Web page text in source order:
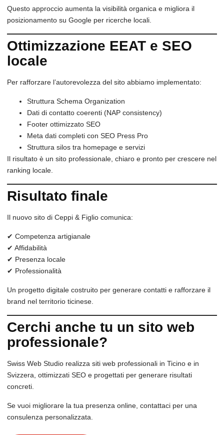
Questo approccio aumenta la visibilità organica e migliora il
posizionamento su Google per ricerche locali.
Ottimizzazione EEAT e SEO
locale
Per rafforzare l’autorevolezza del sito abbiamo implementato:
Struttura Schema Organization
Dati di contatto coerenti (NAP consistency)
Footer ottimizzato SEO
Meta dati completi con SEO Press Pro
Struttura silos tra homepage e servizi
Il risultato è un sito professionale, chiaro e pronto per crescere nel
ranking locale.
Risultato finale
Il nuovo sito di Ceppi & Figlio comunica:
✔ Competenza artigianale
✔ Affidabilità
✔ Presenza locale
✔ Professionalità
Un progetto digitale costruito per generare contatti e rafforzare il
brand nel territorio ticinese.
Cerchi anche tu un sito web
professionale?
Swiss Web Studio realizza siti web professionali in Ticino e in
Svizzera, ottimizzati SEO e progettati per generare risultati
concreti.
Se vuoi migliorare la tua presenza online, contattaci per una
consulenza personalizzata.